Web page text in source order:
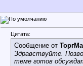
Цитата:
Сообщение от
Здравствуйте.
теме готов